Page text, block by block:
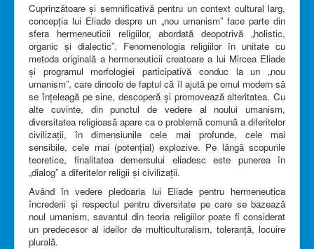
Cuprinzătoare și semnificativă pentru un context cultural larg,
concepția lui Eliade despre un „nou umanism” face parte din
sfera hermeneuticii religiilor, abordată deopotrivă „holistic,
organic și dialectic”. Fenomenologia religiilor în unitate cu
metoda originală a hermeneuticii creatoare a lui Mircea Eliade
și programul morfologiei participativă conduc la un „nou
umanism”, care dincolo de faptul că îl ajută pe omul modern să
se înțeleagă pe sine, descoperă și promovează alteritatea. Cu
alte cuvinte, din punctul de vedere al noului umanism,
diversitatea religioasă apare ca o problemă comună a diferitelor
civilizații, în dimensiunile cele mai profunde, cele mai
sensibile, cele mai (potențial) explozive. Pe lângă scopurile
teoretice, finalitatea demersului eliadesc este punerea în
„dialog” a diferitelor religii și civilizații.
Având în vedere pledoaria lui Eliade pentru hermeneutica
încrederii și respectul pentru diversitate pe care se bazează
noul umanism, savantul din teoria religiilor poate fi considerat
un predecesor al ideilor de multiculturalism, toleranță, locuire
plurală.